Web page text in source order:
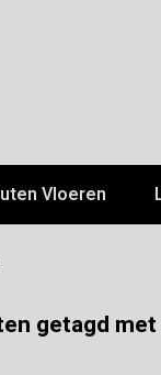
Vloeren
getagd